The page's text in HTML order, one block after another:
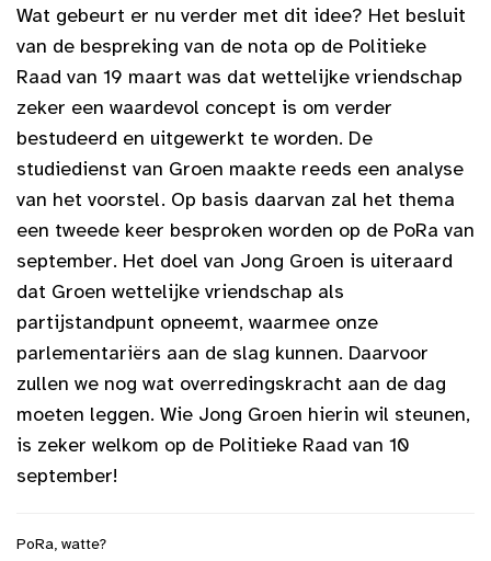
Wat gebeurt er nu verder met dit idee? Het besluit
van de bespreking van de nota op de Politieke
Raad van 19 maart was dat wettelijke vriendschap
zeker een waardevol concept is om verder
bestudeerd en uitgewerkt te worden. De
studiedienst van Groen maakte reeds een analyse
van het voorstel. Op basis daarvan zal het thema
een tweede keer besproken worden op de PoRa van
september. Het doel van Jong Groen is uiteraard
dat Groen wettelijke vriendschap als
partijstandpunt opneemt, waarmee onze
parlementariërs aan de slag kunnen. Daarvoor
zullen we nog wat overredingskracht aan de dag
moeten leggen. Wie Jong Groen hierin wil steunen,
is zeker welkom op de Politieke Raad van 10
september!
PoRa, watte?